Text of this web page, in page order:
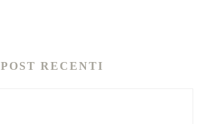
POST RECENTI